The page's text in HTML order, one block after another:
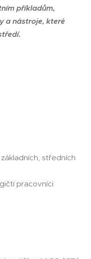
příkladům,
a nástroje, které
středních
pracovníci